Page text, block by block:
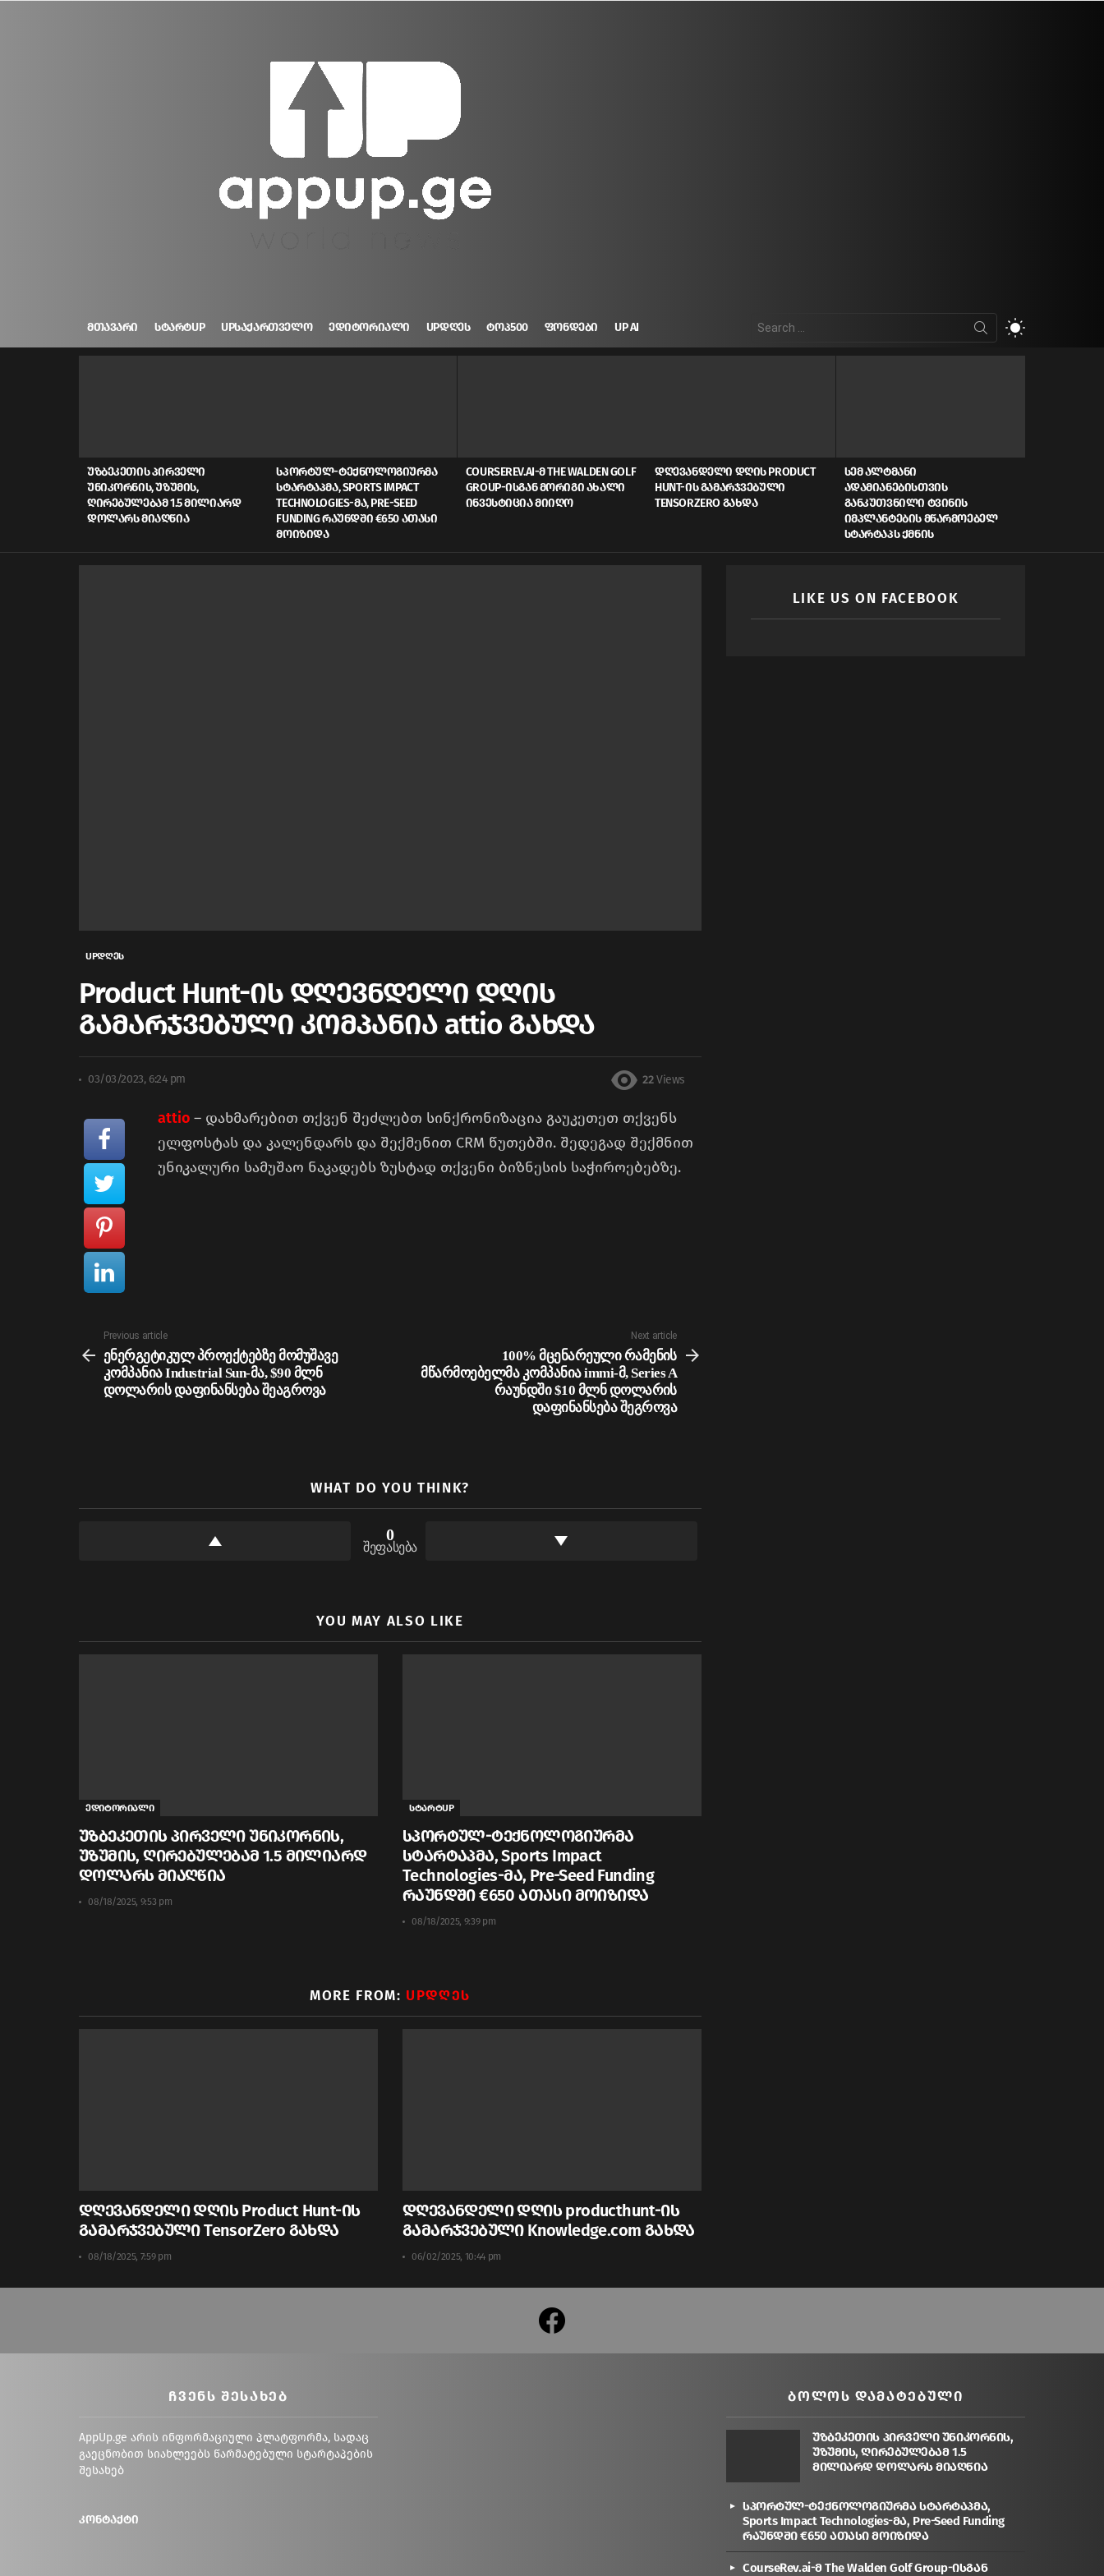
ᲛᲗᲐᲕᲐᲠᲘ ᲡᲢᲐᲠᲢUP UPᲡᲐᲥᲐᲠᲗᲕᲔᲚᲝ ᲔᲓᲘᲢᲝᲠᲘᲐᲚᲘ UPᲓᲦᲔᲡ ᲢᲝᲞ500 ᲤᲝᲜᲓᲔᲑᲘ UP AI
for:
ᲣᲖᲑᲔᲙᲔᲗᲘᲡ ᲞᲘᲠᲕᲔᲚᲘ
ᲣᲜᲘᲙᲝᲠᲜᲘᲡ, ᲣᲖᲣᲛᲘᲡ,
ᲦᲘᲠᲔᲑᲣᲚᲔᲑᲐᲛ 1.5 ᲛᲘᲚᲘᲐᲠᲓ
ᲓᲝᲚᲐᲠᲡ ᲛᲘᲐᲦᲬᲘᲐ
ᲡᲞᲝᲠᲢᲣᲚ-ᲢᲔᲥᲜᲝᲚᲝᲒᲘᲣᲠᲛᲐ
ᲡᲢᲐᲠᲢᲐᲞᲛᲐ, SPORTS IMPACT
TECHNOLOGIES-ᲛᲐ, PRE-SEED
FUNDING ᲠᲐᲣᲜᲓᲨᲘ €650 ᲐᲗᲐᲡᲘ
ᲛᲝᲘᲖᲘᲓᲐ
COURSEREV.AI-Მ THE WALDEN GOLF
GROUP-ᲘᲡᲒᲐᲜ ᲛᲝᲠᲘᲒᲘ ᲐᲮᲐᲚᲘ
ᲘᲜᲕᲔᲡᲢᲘᲪᲘᲐ ᲛᲘᲘᲦᲝ
ᲓᲦᲔᲕᲐᲜᲓᲔᲚᲘ ᲓᲦᲘᲡ PRODUCT
HUNT-ᲘᲡ ᲒᲐᲛᲐᲠᲯᲕᲔᲑᲣᲚᲘ
TENSORZERO ᲒᲐᲮᲓᲐ
ᲡᲔᲛ ᲐᲚᲢᲛᲐᲜᲘ
ᲐᲓᲐᲛᲘᲐᲜᲔᲑᲘᲡᲗᲕᲘᲡ
ᲒᲐᲜᲙᲣᲗᲕᲜᲘᲚᲘ ᲢᲕᲘᲜᲘᲡ
ᲘᲛᲞᲚᲐᲜᲢᲔᲑᲘᲡ ᲛᲬᲐᲠᲛᲝᲔᲑᲔᲚ
ᲡᲢᲐᲠᲢᲐᲞᲡ ᲥᲛᲜᲘᲡ
UPდღეს
Product Hunt-ის დღევნდელი დღის
გამარჯვებული კომპანია attio გახდა
03/03/2023, 6:24 pm 22 Views
attio – დახმარებით თქვენ შეძლებთ სინქრონიზაცია გაუკეთეთ თქვენს
ელფოსტას და კალენდარს და შექმენით CRM წუთებში. შედეგად შექმნით
უნიკალური სამუშაო ნაკადებს ზუსტად თქვენი ბიზნესის საჭიროებებზე.
more
Previous article
ენერგეტიკულ პროექტებზე მომუშავე
კომპანია Industrial Sun-მა, $90 მლნ
დოლარის დაფინანსება შეაგროვა
Next article
100% მცენარეული რამენის
მწარმოებელმა კომპანია immi-მ, Series A
რაუნდში $10 მლნ დოლარის
დაფინანსება შეგროვა
WHAT DO YOU THINK?
0
შეფასება
YOU MAY ALSO LIKE
ედიტორიალი
უზბეკეთის პირველი უნიკორნის,
უზუმის, ღირებულებამ 1.5 მილიარდ
დოლარს მიაღწია
08/18/2025, 9:53 pm
სტარტUP
სპორტულ-ტექნოლოგიურმა
სტარტაპმა, Sports Impact
Technologies-მა, Pre-Seed Funding
რაუნდში €650 ათასი მოიზიდა
08/18/2025, 9:39 pm
MORE FROM: UPᲓᲦᲔᲡ
დღევანდელი დღის Product Hunt-ის
გამარჯვებული TensorZero გახდა
08/18/2025, 7:59 pm
დღევანდელი დღის producthunt-ის
გამარჯვებული Knowledge.com გახდა
06/02/2025, 10:44 pm
LIKE US ON FACEBOOK
facebook
ᲩᲕᲔᲜᲡ ᲨᲔᲡᲐᲮᲔᲑ
AppUp.ge არის ინფორმაციული პლატფორმა, სადაც
გაეცნობით სიახლეებს წარმატებული სტარტაპების
შესახებ
კონტაქტი
ᲑᲝᲚᲝᲡ ᲓᲐᲛᲐᲢᲔᲑᲣᲚᲘ
უზბეკეთის პირველი უნიკორნის,
უზუმის, ღირებულებამ 1.5
მილიარდ დოლარს მიაღწია
სპორტულ-ტექნოლოგიურმა სტარტაპმა,
Sports Impact Technologies-მა, Pre-Seed Funding
რაუნდში €650 ათასი მოიზიდა
CourseRev.ai-მ The Walden Golf Group-ისგან